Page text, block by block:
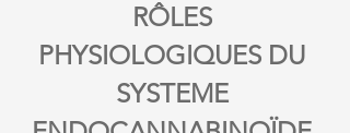
RÔLES
PHYSIOLOGIQUES DU
SYSTEME